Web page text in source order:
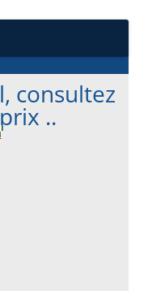
au contenu
consultez
..